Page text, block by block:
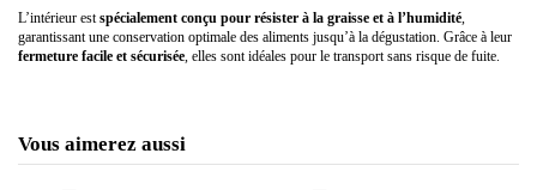
L’intérieur estspécialement conçu pour résister à la graisse et à l’humidité,
garantissant une conservation optimale des aliments jusqu’à la dégustation. Grâce à leur
fermeture facile et sécurisée, elles sont idéales pour le transport sans risque de fuite.
Vous aimerez aussi